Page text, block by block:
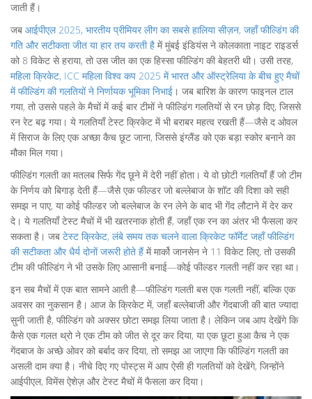
जाती हैं।
जब आईपीएल 2025, भारतीय प्रीमियर लीग का सबसे हालिया सीज़न, जहाँ फील्डिंग की
गति और सटीकता जीत या हार तय करती है में मुंबई इंडियंस ने कोलकाता नाइट राइडर्स
को 8 विकेट से हराया, तो उस जीत का एक हिस्सा फील्डिंग की बेहतरी थी। उसी तरह,
महिला क्रिकेट, ICC महिला विश्व कप 2025 में भारत और ऑस्ट्रेलिया के बीच हुए मैचों
में फील्डिंग की गलतियों ने निर्णायक भूमिका निभाई । जब बारिश के कारण फाइनल टाल
गया, तो उससे पहले के मैचों में कई बार टीमों ने फील्डिंग गलतियों से रन छोड़ दिए, जिससे
रन रेट बढ़ गया। ये गलतियाँ टेस्ट क्रिकेट में भी बराबर महत्व रखती हैं—जैसे द ओवल
में सिराज के लिए एक अच्छा कैच छूट जाना, जिससे इंग्लैंड को एक बड़ा स्कोर बनाने का
मौका मिल गया।
फील्डिंग गलती का मतलब सिर्फ गेंद छूने में देरी नहीं होता। ये वो छोटी गलतियाँ हैं जो टीम
के निर्णय को बिगाड़ देती हैं—जैसे एक फील्डर जो बल्लेबाज के शॉट की दिशा को सही
समझ न पाए, या कोई फील्डर जो बल्लेबाज के रन लेने के बाद भी गेंद लौटाने में देर कर
दे। ये गलतियाँ टेस्ट मैचों में भी खतरनाक होती हैं, जहाँ एक रन का अंतर भी फैसला कर
सकता है। जब टेस्ट क्रिकेट, लंबे समय तक चलने वाला क्रिकेट फॉर्मेट जहाँ फील्डिंग
की सटीकता और धैर्य दोनों जरूरी होते हैंमें मार्को जानसेन ने 11 विकेट लिए, तो उसकी
टीम की फील्डिंग ने भी उसके लिए आसानी बनाई—कोई फील्डर गलती नहीं कर रहा था।
इन सब मैचों में एक बात सामने आती है—फील्डिंग गलती बस एक गलती नहीं, बल्कि एक
अवसर का नुकसान है। आज के क्रिकेट में, जहाँ बल्लेबाजी और गेंदबाजी की बात ज्यादा
सुनी जाती है, फील्डिंग को अक्सर छोटा समझ लिया जाता है। लेकिन जब आप देखेंगे कि
कैसे एक गलत थ्रो ने एक टीम को जीत से दूर कर दिया, या एक छूटा हुआ कैच ने एक
गेंदबाज के अच्छे ओवर को बर्बाद कर दिया, तो समझ आ जाएगा कि फील्डिंग गलती का
असली दाम क्या है। नीचे दिए गए पोस्ट्स में आप ऐसी ही गलतियों को देखेंगे, जिन्होंने
आईपीएल, विमेंस ऐशेज़ और टेस्ट मैचों में फैसला कर दिया।